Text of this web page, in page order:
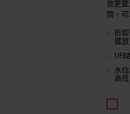
放更
筒，
拆
擺
水
高低